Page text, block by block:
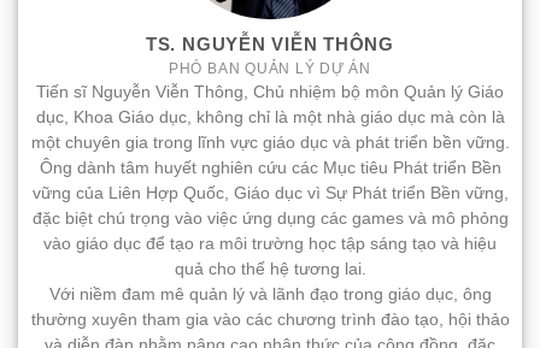
TS. NGUYỄN VIỄN THÔNG
PHÓ BAN QUẢN LÝ DỰ ÁN
Tiến sĩ Nguyễn Viễn Thông, Chủ nhiệm bộ môn Quản lý Giáo
dục, Khoa Giáo dục, không chỉ là một nhà giáo dục mà còn là
một chuyên gia trong lĩnh vực giáo dục và phát triển bền vững.
Ông dành tâm huyết nghiên cứu các Mục tiêu Phát triển Bền
vững của Liên Hợp Quốc, Giáo dục vì Sự Phát triển Bền vững,
đặc biệt chú trọng vào việc ứng dụng các games và mô phỏng
vào giáo dục để tạo ra môi trường học tập sáng tạo và hiệu
quả cho thế hệ tương lai.
Với niềm đam mê quản lý và lãnh đạo trong giáo dục, ông
thường xuyên tham gia vào các chương trình đào tạo, hội thảo